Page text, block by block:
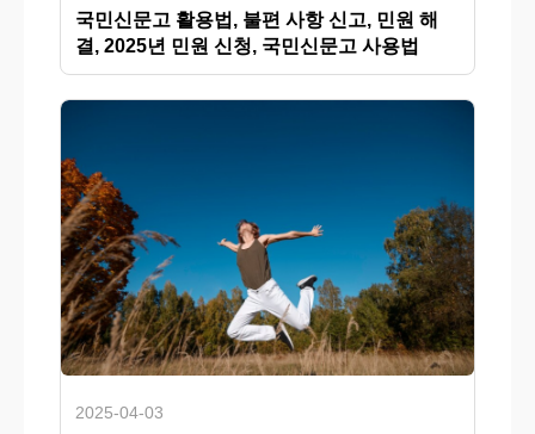
국민신문고 활용법, 불편 사항 신고, 민원 해
결, 2025년 민원 신청, 국민신문고 사용법
2025-04-03